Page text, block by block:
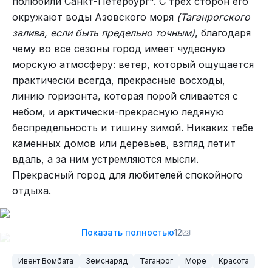
Пирамидка из гладких камешков
Но этого не достаточно. Нужно найти еще
Покатавшись ещё немного, и заценив
знаменитый немецкий сервис в общепите, мы
вернулись обратно.
Вдалеке город бари
Йа пачиниль!
Вылет 23 Ноября. На дворе — 21. Поскакал в
дружескую автомастерскую.
окружают воды Азовского моря (Таганрогского
залива, если быть предельно точным), благодаря
чему во все сезоны город имеет чудесную
морскую атмосферу: ветер, который ощущается
практически всегда, прекрасные восходы,
линию горизонта, которая порой сливается с
небом, и арктически-прекрасную ледяную
беспредельность и тишину зимой. Никаких тебе
каменных домов или деревьев, взгляд летит
вдаль, а за ним устремляются мысли.
Прекрасный город для любителей спокойного
отдыха.
Показать полностью12
Ивент Вомбата Земснаряд Таганрог Море Красота